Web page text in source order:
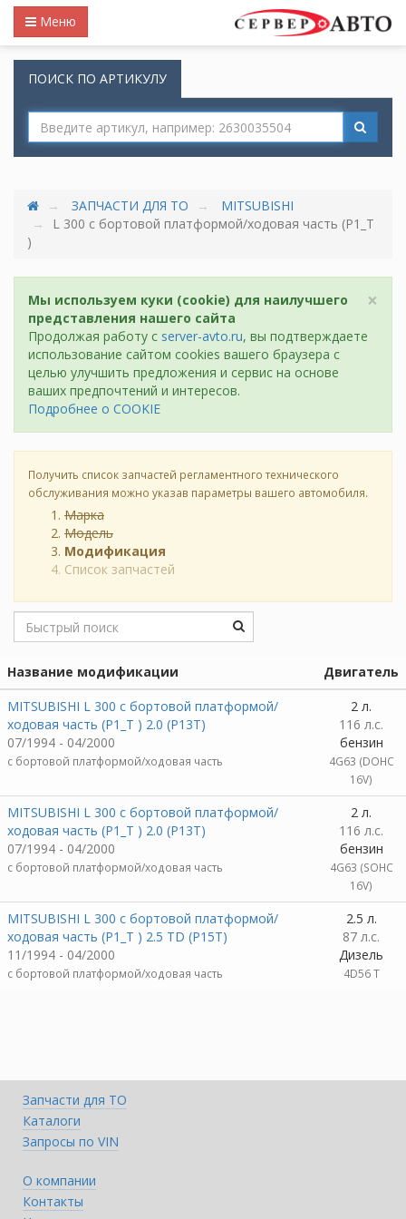
Меню
ПОИСК ПО АРТИКУЛУ
ЗАПЧАСТИ ДЛЯ ТО
MITSUBISHI
L 300 c бортовой платформой/ходовая часть (P1_T
)
×
Мы используем куки (cookie) для наилучшего
представления нашего сайта
Продолжая работу с server-avto.ru, вы подтверждаете
использование сайтом cookies вашего браузера с
целью улучшить предложения и сервис на основе
ваших предпочтений и интересов.
Подробнее о COOKIE
Получить список запчастей регламентного технического
обслуживания можно указав параметры вашего автомобиля.
Марка
Модель
Модификация
Список запчастей
Название модификации
Двигатель
MITSUBISHI L 300 c бортовой платформой/
ходовая часть (P1_T ) 2.0 (P13T)
07/1994 - 04/2000
c бортовой платформой/ходовая часть
2 л.
116 л.с.
бензин
4G63 (DOHC
16V)
MITSUBISHI L 300 c бортовой платформой/
ходовая часть (P1_T ) 2.0 (P13T)
07/1994 - 04/2000
c бортовой платформой/ходовая часть
2 л.
116 л.с.
бензин
4G63 (SOHC
16V)
MITSUBISHI L 300 c бортовой платформой/
ходовая часть (P1_T ) 2.5 TD (P15T)
11/1994 - 04/2000
c бортовой платформой/ходовая часть
2.5 л.
87 л.с.
Дизель
4D56 T
Запчасти для ТО
Каталоги
Запросы по VIN
О компании
Контакты